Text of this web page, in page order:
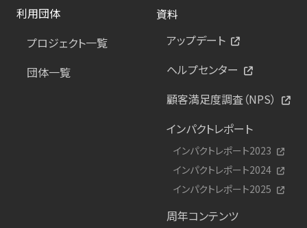
利用団体
プロジェクト一覧
団体一覧
資料
アップデート
ヘルプセンター
顧客満足度調査（NPS）
インパクトレポート
インパクトレポート2023
インパクトレポート2024
インパクトレポート2025
周年コンテンツ